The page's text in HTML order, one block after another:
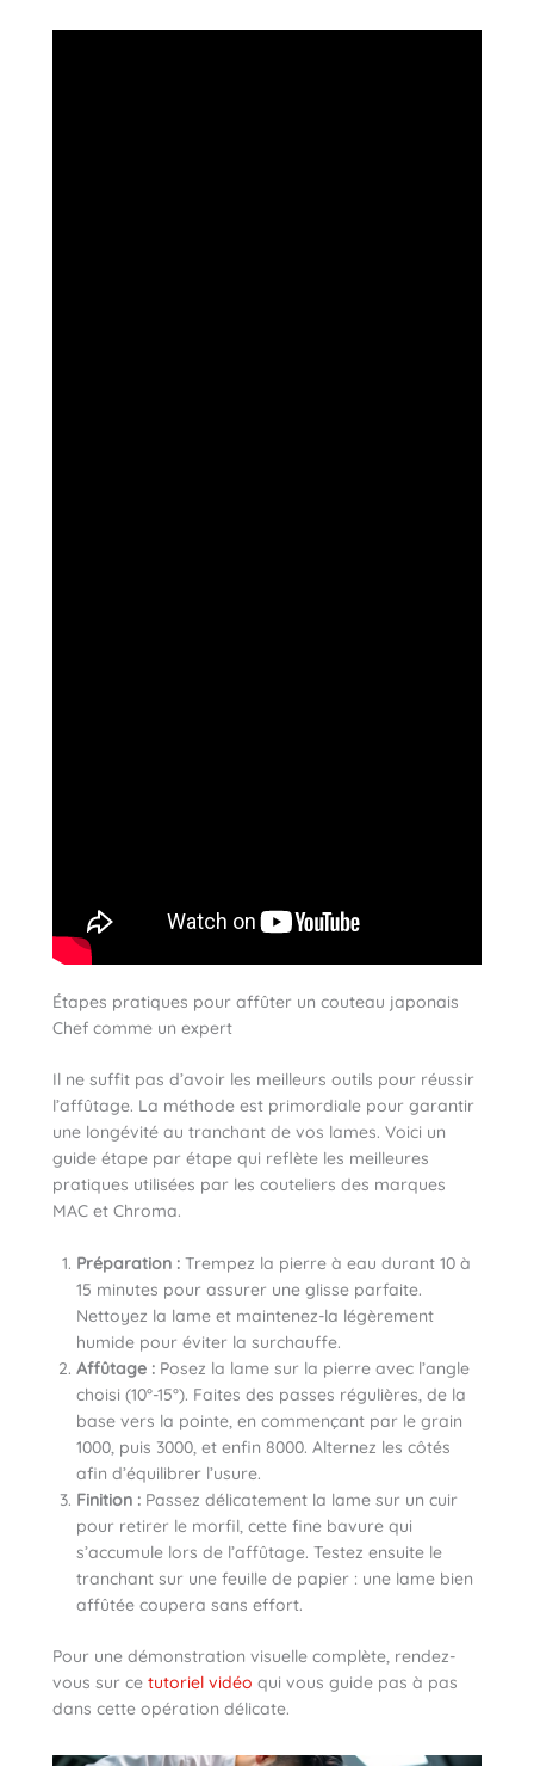
Étapes pratiques pour affûter un couteau japonais
Chef comme un expert
Il ne suffit pas d’avoir les meilleurs outils pour réussir
l’affûtage. La méthode est primordiale pour garantir
une longévité au tranchant de vos lames. Voici un
guide étape par étape qui reflète les meilleures
pratiques utilisées par les couteliers des marques
MAC et Chroma.
Préparation : Trempez la pierre à eau durant 10 à
15 minutes pour assurer une glisse parfaite.
Nettoyez la lame et maintenez-la légèrement
humide pour éviter la surchauffe.
Affûtage : Posez la lame sur la pierre avec l’angle
choisi (10°-15°). Faites des passes régulières, de la
base vers la pointe, en commençant par le grain
1000, puis 3000, et enfin 8000. Alternez les côtés
afin d’équilibrer l’usure.
Finition : Passez délicatement la lame sur un cuir
pour retirer le morfil, cette fine bavure qui
s’accumule lors de l’affûtage. Testez ensuite le
tranchant sur une feuille de papier : une lame bien
affûtée coupera sans effort.
Pour une démonstration visuelle complète, rendez-
vous sur ce tutoriel vidéo qui vous guide pas à pas
dans cette opération délicate.